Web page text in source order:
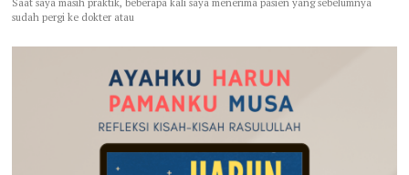
sudah pergi ke dokter atau